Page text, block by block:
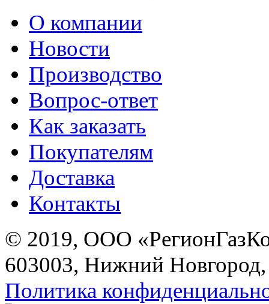
О компании
Новости
Производство
Вопрос-ответ
Как заказать
Покупателям
Доставка
Контакты
© 2019, ООО
603003, Нижний
Политика